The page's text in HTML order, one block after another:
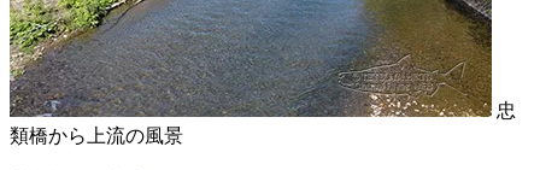
忠
類橋から上流の風景